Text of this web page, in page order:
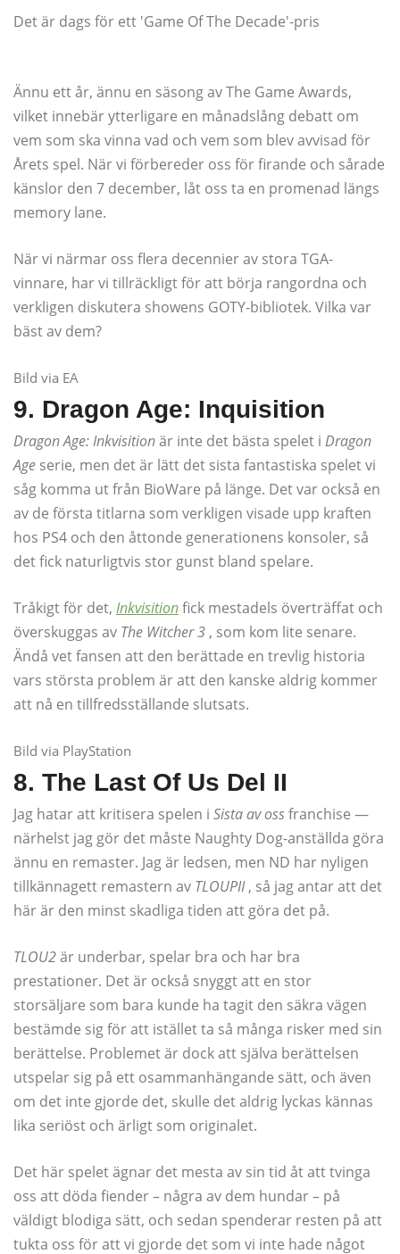
Det är dags för ett 'Game Of The Decade'-pris
Ännu ett år, ännu en säsong av The Game Awards,
vilket innebär ytterligare en månadslång debatt om
vem som ska vinna vad och vem som blev avvisad för
Årets spel. När vi förbereder oss för firande och sårade
känslor den 7 december, låt oss ta en promenad längs
memory lane.
När vi närmar oss flera decennier av stora TGA-
vinnare, har vi tillräckligt för att börja rangordna och
verkligen diskutera showens GOTY-bibliotek. Vilka var
bäst av dem?
Bild via EA
9. Dragon Age: Inquisition
Dragon Age:Inkvisitionär inte det bästa spelet i Dragon
Age serie, men det är lätt det sista fantastiska spelet vi
såg komma ut från BioWare på länge. Det var också en
av de första titlarna som verkligen visade upp kraften
hos PS4 och den åttonde generationens konsoler, så
det fick naturligtvis stor gunst bland spelare.
Tråkigt för det, Inkvisitionfick mestadels överträffat och
överskuggas av The Witcher 3 , som kom lite senare.
Ändå vet fansen att den berättade en trevlig historia
vars största problem är att den kanske aldrig kommer
att nå en tillfredsställande slutsats.
Bild via PlayStation
8. The Last Of Us Del II
Jag hatar att kritisera spelen i Sista av ossfranchise —
närhelst jag gör det måste Naughty Dog-anställda göra
ännu en remaster. Jag är ledsen, men ND har nyligen
tillkännagett remastern av TLOUPII, så jag antar att det
här är den minst skadliga tiden att göra det på.
TLOU2är underbar, spelar bra och har bra
prestationer. Det är också snyggt att en stor
storsäljare som bara kunde ha tagit den säkra vägen
bestämde sig för att istället ta så många risker med sin
berättelse. Problemet är dock att själva berättelsen
utspelar sig på ett osammanhängande sätt, och även
om det inte gjorde det, skulle det aldrig lyckas kännas
lika seriöst och ärligt som originalet.
Det här spelet ägnar det mesta av sin tid åt att tvinga
oss att döda fiender – några av dem hundar – på
väldigt blodiga sätt, och sedan spenderar resten på att
tukta oss för att vi gjorde det som vi inte hade något